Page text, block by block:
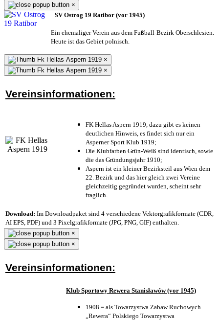
×
SV Ostrog 19 Ratibor (vor 1945)
Ein ehemaliger Verein aus dem Fußball-Bezirk Oberschlesien.
Heute ist das Gebiet polnisch.
×
×
Vereinsinformationen:
FK Hellas Aspern 1919, dazu gibt es keinen
deutlichen Hinweis, es findet sich nur ein
Asperner Sport Klub 1919;
Die Klubfarben Grün-Weiß sind identisch, sowie
die das Gründungsjahr 1910;
Aspern ist ein kleiner Bezirksteil aus Wien dem
22. Bezirk und das hier gleich zwei Vereine
gleichzeitig gegründet wurden, scheint sehr
fraglich.
Download: Im Downloadpaket sind 4 verschiedene Vektorgrafikformate (CDR,
AI EPS, PDF) und 3 Pixelgrafikformate (JPG, PNG, GIF) enthalten.
×
×
Vereinsinformationen:
Klub Sportowy Rewera Stanisławów (vor 1945)
1908 = als Towarzystwa Zabaw Ruchowych
„Rewera“ Polskiego Towarzystwa